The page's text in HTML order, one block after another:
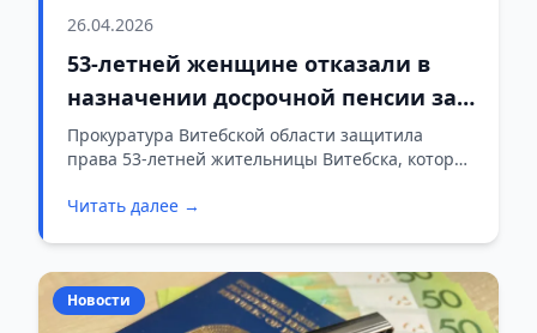
26.04.2026
53-летней женщине отказали в
назначении досрочной пенсии за
выслугу лет – прокуратура встала
на защиту
Прокуратура Витебской области защитила
права 53-летней жительницы Витебска, которой
Как стало известно, женщине удалось отстоять
Читать далее →
Новости